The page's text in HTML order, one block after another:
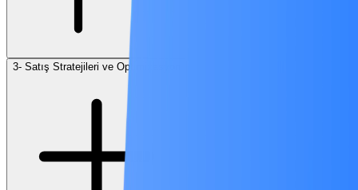
3- Satış Stratejileri ve Optimizasyon